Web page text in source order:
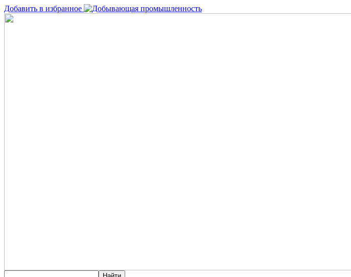
Добавить в избранное